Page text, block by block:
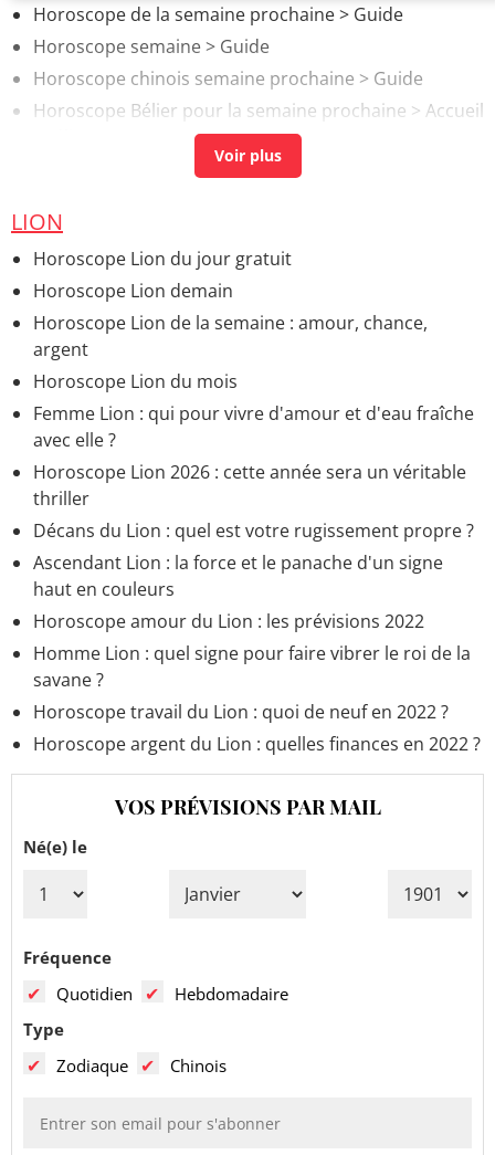
Horoscope de la semaine prochaine> Guide
Horoscope semaine> Guide
Horoscope chinois semaine prochaine > Guide
Horoscope Bélier pour la semaine prochaine > Accueil
LION
Horoscope Lion du jour gratuit
Horoscope Lion demain
Horoscope Lion de la semaine : amour, chance,
argent
Horoscope Lion du mois
Femme Lion : qui pour vivre d'amour et d'eau fraîche
avec elle ?
Horoscope Lion 2026 : cette année sera un véritable
thriller
Décans du Lion : quel est votre rugissement propre ?
Ascendant Lion : la force et le panache d'un signe
haut en couleurs
Horoscope amour du Lion : les prévisions 2022
Homme Lion : quel signe pour faire vibrer le roi de la
savane ?
Horoscope travail du Lion : quoi de neuf en 2022 ?
Horoscope argent du Lion : quelles finances en 2022 ?
VOS PRÉVISIONS PAR MAIL
Né(e) le
Fréquence
Quotidien
Hebdomadaire
Type
Zodiaque
Chinois